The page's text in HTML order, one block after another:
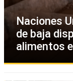
Naciones
de baja
alimentos